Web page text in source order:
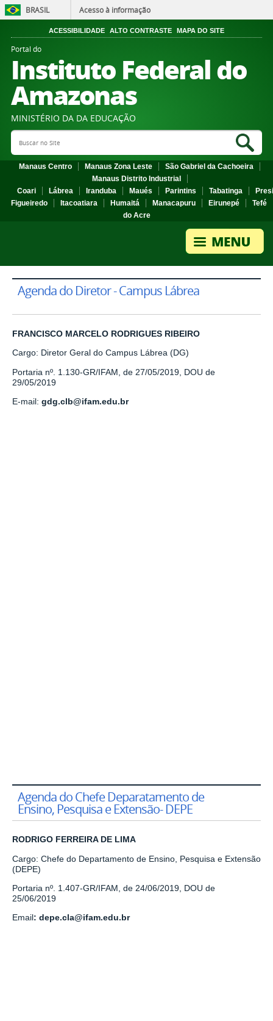
BRASIL Acesso à informação
ACESSIBILIDADE ALTO CONTRASTE MAPA DO SITE
Portal do
Instituto Federal do
Amazonas
MINISTÉRIO DA DA EDUCAÇÃO
Search Site
Manaus Centro Manaus Zona Leste
São Gabriel da Cachoeira
Manaus Distrito Industrial
Coari
Lábrea Iranduba Maués Parintins Tabatinga
Figueiredo
Itacoatiara Humaitá Manacapuru Eirunepé
Tefé
do Acre
Agenda do Diretor - Campus Lábrea
FRANCISCO MARCELO RODRIGUES RIBEIRO
Cargo: Diretor Geral do Campus Lábrea (DG)
Portaria nº. 1.130-GR/IFAM, de 27/05/2019, DOU de
29/05/2019
E-mail: gdg.clb@ifam.edu.br
Agenda do diretor
Agenda do Chefe Deparatamento de
Ensino, Pesquisa e Extensão- DEPE
RODRIGO FERREIRA DE LIMA
Cargo: Chefe do Departamento de Ensino, Pesquisa e Extensão
(DEPE)
Portaria nº. 1.407-GR/IFAM, de 24/06/2019, DOU de
25/06/2019
Email: depe.cla@ifam.edu.br